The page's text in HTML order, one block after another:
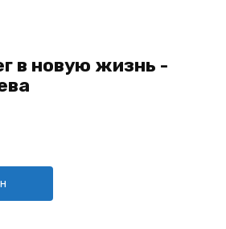
в новую жизнь -